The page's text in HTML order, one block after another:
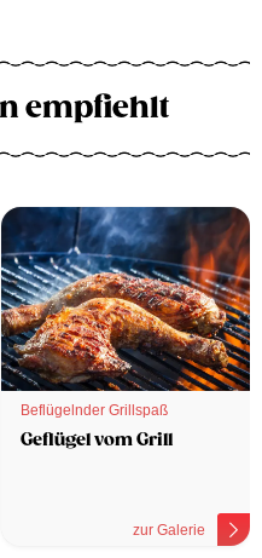
empfiehlt
Beflügelnder Grillspaß
Geflügel vom Grill
zur Galerie